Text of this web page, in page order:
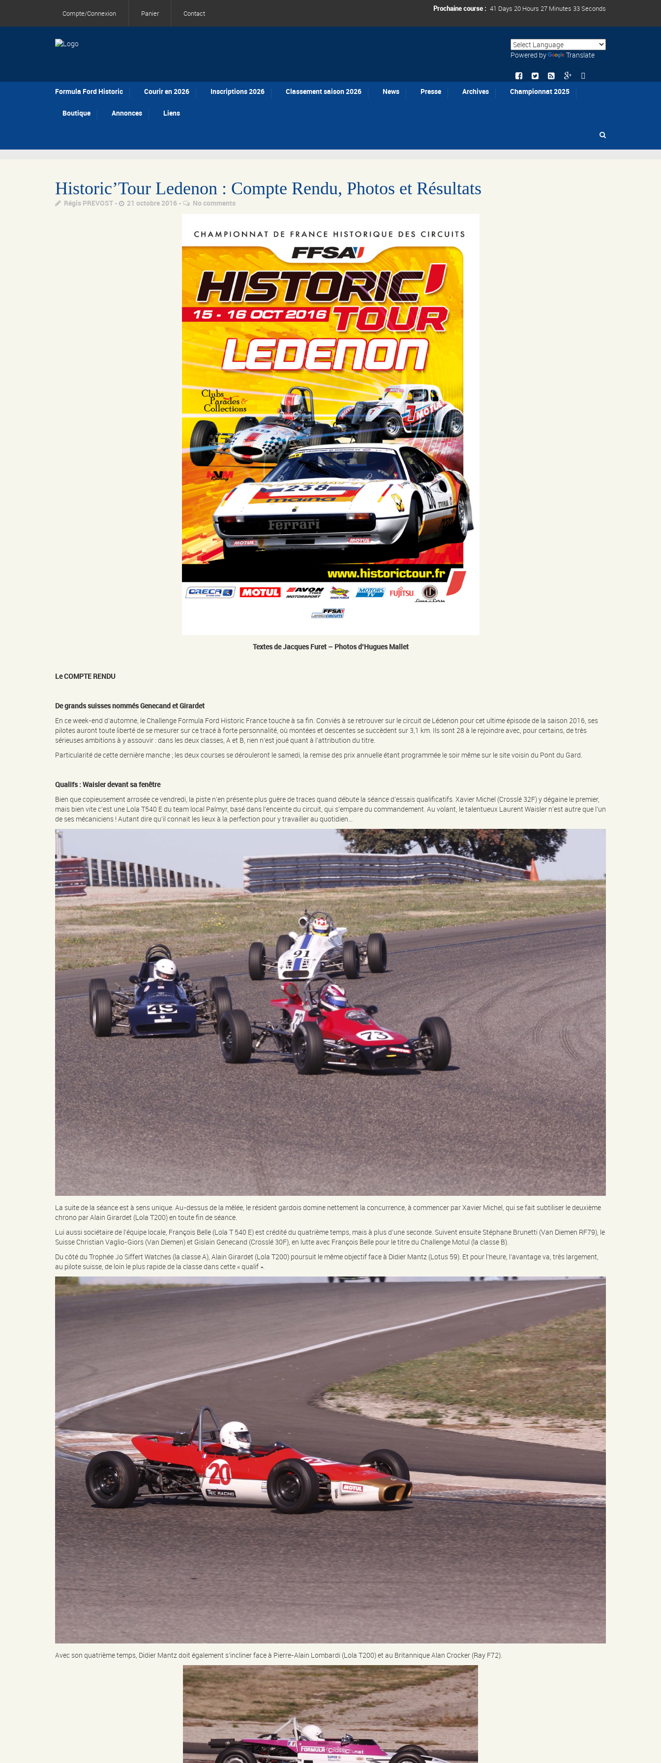
Compte/Connexion Panier Contact
Prochaine course : 41 Days 20 Hours 27 Minutes 31 Seconds
Powered by Translate
Formula Ford Historic Courir en 2026 Inscriptions 2026 Classement saison 2026 News Presse Archives Championnat 2025
Boutique Annonces Liens
Historic’Tour Ledenon : Compte Rendu, Photos et Résultats
Régis PREVOST 21 octobre 2016 No comments
Textes de Jacques Furet – Photos d’Hugues Mallet
Le COMPTE RENDU
De grands suisses nommés Genecand et Girardet
En ce week-end d’automne, le Challenge Formula Ford Historic France touche à sa fin. Conviés à se retrouver sur le circuit de Lédenon pour cet ultime épisode de la saison 2016, ses
pilotes auront toute liberté de se mesurer sur ce tracé à forte personnalité, où montées et descentes se succèdent sur 3,1 km. Ils sont 28 à le rejoindre avec, pour certains, de très
sérieuses ambitions à y assouvir : dans les deux classes, A et B, rien n’est joué quant à l’attribution du titre.
Particularité de cette dernière manche ; les deux courses se dérouleront le samedi, la remise des prix annuelle étant programmée le soir même sur le site voisin du Pont du Gard.
Qualifs : Waisler devant sa fenêtre
Bien que copieusement arrosée ce vendredi, la piste n’en présente plus guère de traces quand débute la séance d’essais qualificatifs. Xavier Michel (Crosslé 32F) y dégaine le premier,
mais bien vite c’est une Lola T540 E du team local Palmyr, basé dans l’enceinte du circuit, qui s’empare du commandement. Au volant, le talentueux Laurent Waisler n’est autre que l’un
de ses mécaniciens ! Autant dire qu’il connait les lieux à la perfection pour y travailler au quotidien…
La suite de la séance est à sens unique. Au-dessus de la mêlée, le résident gardois domine nettement la concurrence, à commencer par Xavier Michel, qui se fait subtiliser le deuxième
chrono par Alain Girardet (Lola T200) en toute fin de séance.
Lui aussi sociétaire de l’équipe locale, François Belle (Lola T 540 E) est crédité du quatrième temps, mais à plus d’une seconde. Suivent ensuite Stéphane Brunetti (Van Diemen RF79), le
Suisse Christian Vaglio-Giors (Van Diemen) et Gislain Genecand (Crosslé 30F), en lutte avec François Belle pour le titre du Challenge Motul (la classe B).
Du côté du Trophée Jo Siffert Watches (la classe A), Alain Girardet (Lola T200) poursuit le même objectif face à Didier Mantz (Lotus 59). Et pour l’heure, l’avantage va, très largement,
au pilote suisse, de loin le plus rapide de la classe dans cette « qualif ».
Avec son quatrième temps, Didier Mantz doit également s’incliner face à Pierre-Alain Lombardi (Lola T200) et au Britannique Alan Crocker (Ray F72).